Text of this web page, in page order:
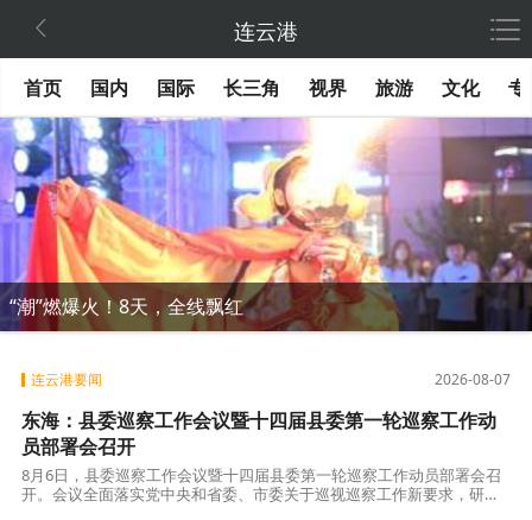
 连云港
首页 国内 国际 长三角 视界 旅游 文化 专
“潮”燃爆火！8天，全线飘红
2026-08-07
连云港要闻
东海：县委巡察工作会议暨十四届县委第一轮巡察工作动
员部署会召开
8月6日，县委巡察工作会议暨十四届县委第一轮巡察工作动员部署会召
开。会议全面落实党中央和省委、市委关于巡视巡察工作新要求，研究